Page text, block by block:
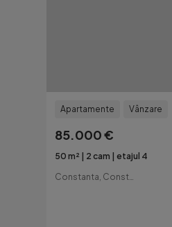
Apartamente Vânzare
85.000 €
50 m² 2 cam
etajul 4